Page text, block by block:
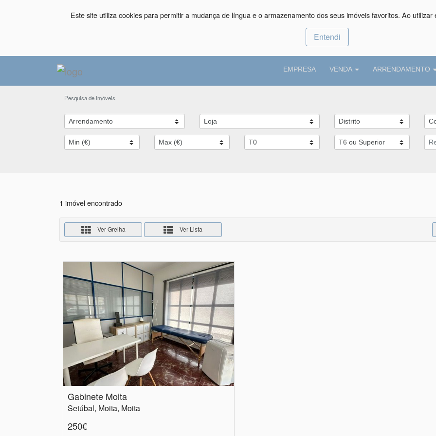
Este site utiliza cookies para permitir a mudança de língua e o armazenamento dos seus imóveis favoritos. Ao
Entendi
EMPRESA VENDA ARRENDAMENTO
Pesquisa de Imóveis
1 imóvel encontrado
Ver Grelha Ver Lista
Gabinete Moita
Setúbal, Moita, Moita
250€